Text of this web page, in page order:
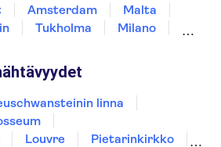
Amsterdam
Malta
Tukholma
Milano
Tallinna
linna
Louvre
Pietarinkirkko